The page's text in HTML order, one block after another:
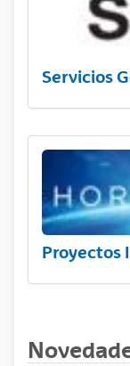
Servicios
Proyectos